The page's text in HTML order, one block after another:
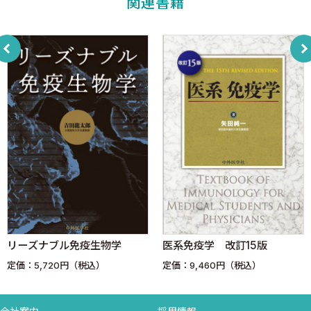
2． B細胞抗原受容体を介したカルシウム活性化機構
〈疋田正喜 黒崎知博〉
1．抗原クロスプレゼンテーションの新機軸-抗原提示経路におけ
る初期エンドソームの重要性:免疫エンドソームの提唱
〈田村保明 九冨五郎 佐藤昇志〉
リーズナブル免疫生物学
定価：5,720円（税込）
医系免疫学 改訂15版
定価：9,460円（税込）